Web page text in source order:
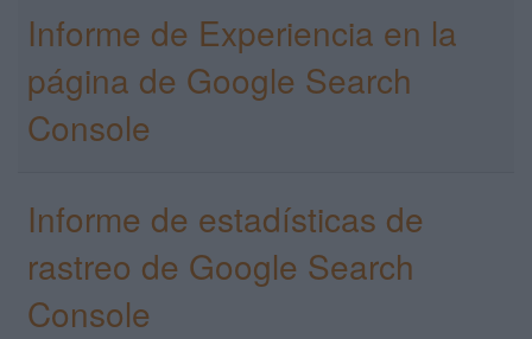
Informe de Experiencia en la
página de Google Search
Console
Informe de estadísticas de
rastreo de Google Search
Console